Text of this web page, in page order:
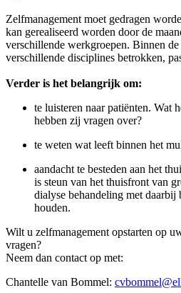
Zelfmanagement moet gedragen
kan gerealiseerd worden door de
verschillende werkgroepen. Binnen
verschillende disciplines betrokken,
Verder is het belangrijk om:
te luisteren naar patiënten. Wat
hebben zij vragen over?
te weten wat leeft binnen het
aandacht te besteden aan het
is steun van het thuisfront van
dialyse behandeling met daarbij
houden.
Wilt u zelfmanagement opstarten op
vragen?
Neem dan contact op met:
Chantelle van Bommel: